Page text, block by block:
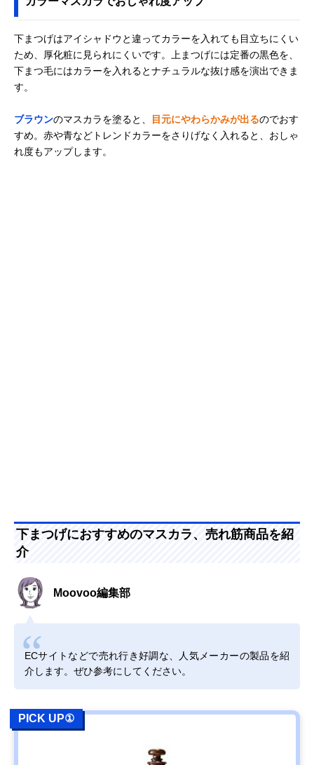
下まつげはアイシャドウと違ってカラーを入れても目立ちにくい
ため、厚化粧に見られにくいです。上まつげには定番の黒色を、
下まつ毛にはカラーを入れるとナチュラルな抜け感を演出できま
す。
ブラウンのマスカラを塗ると、 目元にやわらかみが出るのでおす
すめ。赤や青などトレンドカラーをさりげなく入れると、おしゃ
れ度もアップします。
下まつげにおすすめのマスカラ、売れ筋商品を紹
介
Moovoo編集部
ECサイトなどで売れ行き好調な、人気メーカーの製品を紹
介します。ぜひ参考にしてください。
PICK UP①